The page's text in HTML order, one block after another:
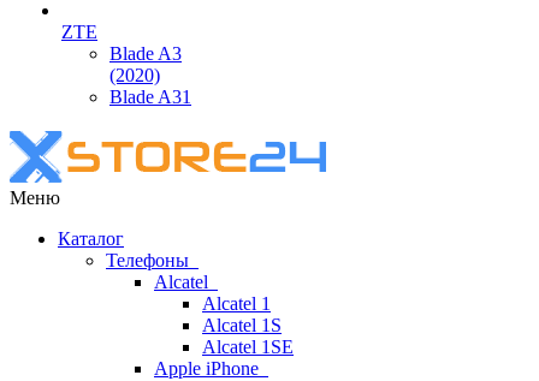
ZTE
Blade A3
(2020)
Blade A31
Меню
Каталог
Телефоны
Alcatel
Alcatel 1
Alcatel 1S
Alcatel 1SE
Apple iPhone